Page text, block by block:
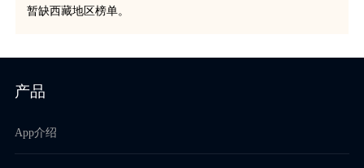
暂缺西藏地区榜单。
产品
App介绍